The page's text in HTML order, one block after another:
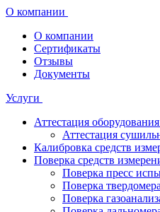
О компании
О компании
Сертификаты
Отзывы
Документы
Услуги
Аттестация оборудования
Аттестация
Калибровка средств
Поверка средств
Поверка пресс
Поверка твердомера
Поверка